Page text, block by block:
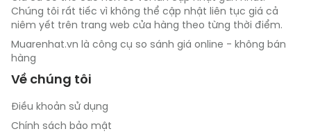
Về chúng tôi
Điều khoản sử dụng
Chính sách bảo mật
Chúng tôi rất tiếc vì không thể cập nhật liên tục giá cả
niêm yết trên trang web cửa hàng theo từng thời điểm.
Muarenhat.vn là công cụ so sánh giá online - không bán
hàng